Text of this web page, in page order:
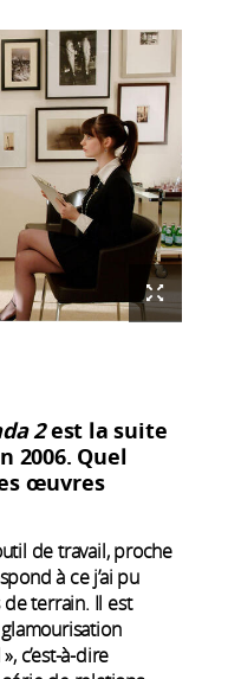
2est la suite
2006. Quel
œuvres
de travail, proche
à ce j’ai pu
terrain. Il est
c’est-à-dire